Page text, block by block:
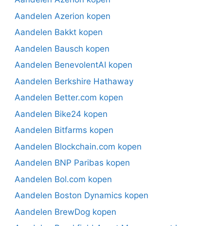
Aandelen Azerion kopen
Aandelen Bakkt kopen
Aandelen Bausch kopen
Aandelen BenevolentAI kopen
Aandelen Berkshire Hathaway
Aandelen Better.com kopen
Aandelen Bike24 kopen
Aandelen Bitfarms kopen
Aandelen Blockchain.com kopen
Aandelen BNP Paribas kopen
Aandelen Bol.com kopen
Aandelen Boston Dynamics kopen
Aandelen BrewDog kopen